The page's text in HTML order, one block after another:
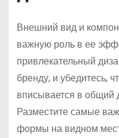
Внешний вид и
важную роль в ее
привлекательный
бренду, и убедитесь,
вписывается в общий
Разместите самые
формы на видном